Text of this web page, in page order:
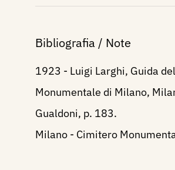
Bibliografia / Note
1923 - Luigi Larghi, Guida
Monumentale di Milano,
Gualdoni, p. 183.
Milano - Cimitero